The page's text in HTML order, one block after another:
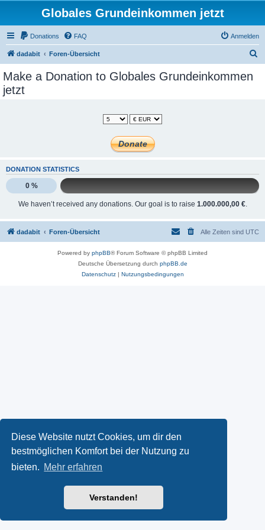
Diese Website nutzt Cookies, um dir den
bestmöglichen Komfort bei der Nutzung zu
bieten. Mehr erfahren
Verstanden!
Globales Grundeinkommen jetzt
Donations FAQ Anmelden
dadabit Foren-Übersicht
Make a Donation to Globales Grundeinkommen
jetzt
DONATION STATISTICS
0 %
We haven’t received any donations. Our goal is to raise 1.000.000,00 €.
dadabit Foren-Übersicht Alle Zeiten sind UTC
Powered by phpBB® Forum Software © phpBB Limited
Deutsche Übersetzung durch phpBB.de
Datenschutz| Nutzungsbedingungen